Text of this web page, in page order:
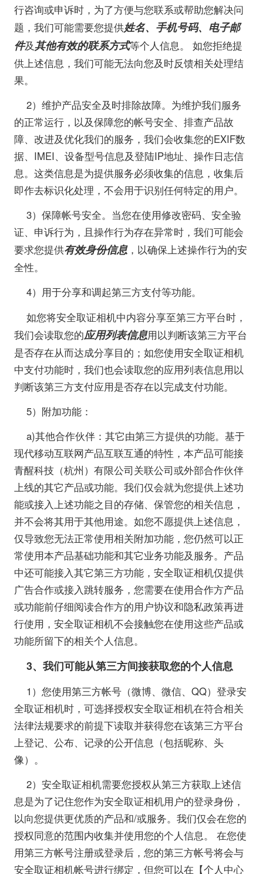
行咨询或申诉时，为了方便与您联系或帮助您解决问
题，我们可能需要您提供姓名、手机号码、电子邮
件及其他有效的联系方式等个人信息。
如您拒绝提
供上述信息，我们可能无法向您及时反馈相关处理结
果。
2）维护产品安全及时排除故障。为维护我们服务
的正常运行，以及保障您的帐号安全、排查产品故
障、改进及优化我们的服务，我们会收集您的EXIF数
据、IMEI、设备型号信息及登陆IP地址、操作日志信
息。这类信息是为提供服务必须收集的信息，收集后
即作去标识化处理，不会用于识别任何特定的用户。
3）保障帐号安全。当您在使用修改密码、安全验
证、申诉行为，且操作行为存在异常时，我们可能会
要求您提供有效身份信息，以确保上述操作行为的安
全性。
4）用于分享和调起第三方支付等功能。
如您将安全取证相机中内容分享至第三方平台时，
我们会读取您的应用列表信息用以判断该第三方平台
是否存在从而达成分享目的；如您使用安全取证相机
中支付功能时，我们也会读取您的应用列表信息用以
判断该第三方支付应用是否存在以完成支付功能。
5）附加功能：
a)其他合作伙伴：其它由第三方提供的功能。基于
现代移动互联网产品互联互通的特性，本产品可能接
青醒科技（杭州）有限公司关联公司或外部合作伙伴
上线的其它产品或功能。我们仅会就为您提供上述功
能或接入上述功能之目的存储、保管您的相关信息，
并不会将其用于其他用途。如您不愿提供上述信息，
仅导致您无法正常使用相关附加功能，您仍然可以正
常使用本产品基础功能和其它业务功能及服务。产品
中还可能接入其它第三方功能，安全取证相机仅提供
广告合作或接入跳转服务，您需要在使用合作方产品
或功能前仔细阅读合作方的用户协议和隐私政策再进
行使用，安全取证相机不会接触您在使用这些产品或
功能所留下的相关个人信息。
3、我们可能从第三方间接获取您的个人信息
1）您使用第三方帐号（微博、微信、QQ）登录安
全取证相机时，可选择授权安全取证相机在符合相关
法律法规要求的前提下读取并获得您在该第三方平台
上登记、公布、记录的公开信息（包括昵称、头
像）。
2）安全取证相机需要您授权从第三方获取上述信
息是为了记住您作为安全取证相机用户的登录身份，
以向您提供更优质的产品和/或服务。我们仅会在您的
授权同意的范围内收集并使用您的个人信息。 在您使
用第三方帐号注册或登录后，您的第三方帐号将会与
安全取证相机帐号进行绑定，但您可以在【个人中心